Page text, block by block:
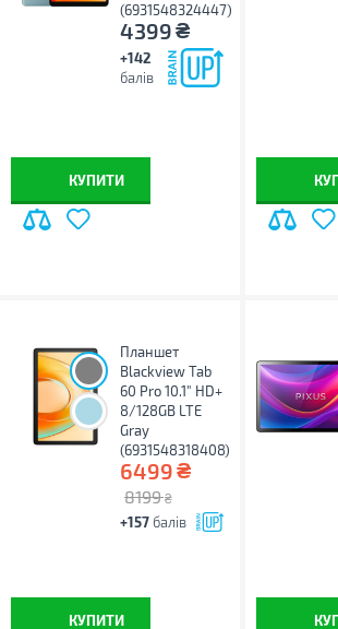
(6931548324447)
4399₴
+142
балів
КУПИТИ
Планшет
Blackview Tab
60 Pro 10.1" HD+
8/128GB LTE
Gray
(6931548318408)
6499₴
8199 ₴
+157 балів
КУПИТИ